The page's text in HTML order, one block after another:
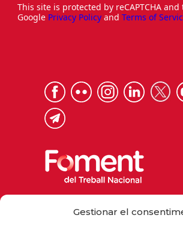
Gestionar el
This site is protected by reCAPTCHA and
Google Privacy Policy and Terms of